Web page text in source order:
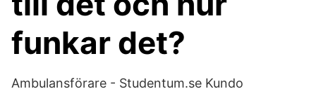
funkar det?
Ambulansförare - Studentum.se Kundo